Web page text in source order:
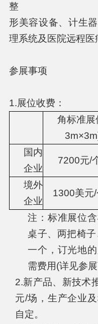
整
形美容设备、计生
理系统及医院远程医
参展事项
1.展位收费：
角标准展
国内
企业
7200元/
境外
企业
1300美元/
注：标准展位
桌子、两把椅
一个，订光地
需费用(详见参展
2.新产品、新技术
元/场，生产企业
自定。